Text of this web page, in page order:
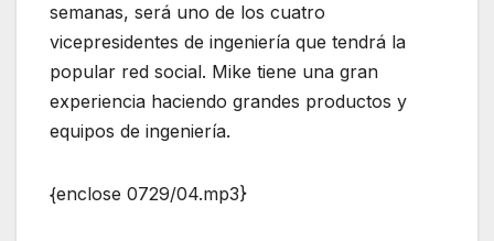
semanas, será uno de los cuatro
vicepresidentes de ingeniería que tendrá la
popular red social. Mike tiene una gran
experiencia haciendo grandes productos y
equipos de ingeniería.
{enclose 0729/04.mp3}